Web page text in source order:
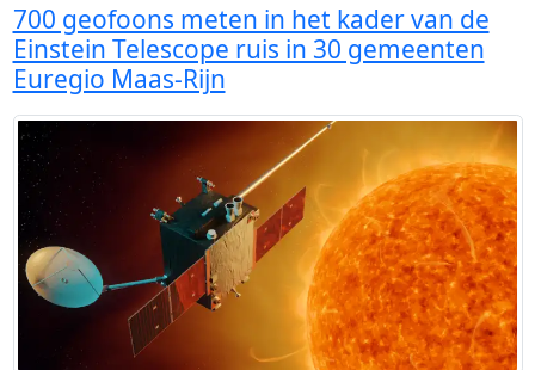
700 geofoons meten in het kader van de
Einstein Telescope ruis in 30 gemeenten
Euregio Maas-Rijn